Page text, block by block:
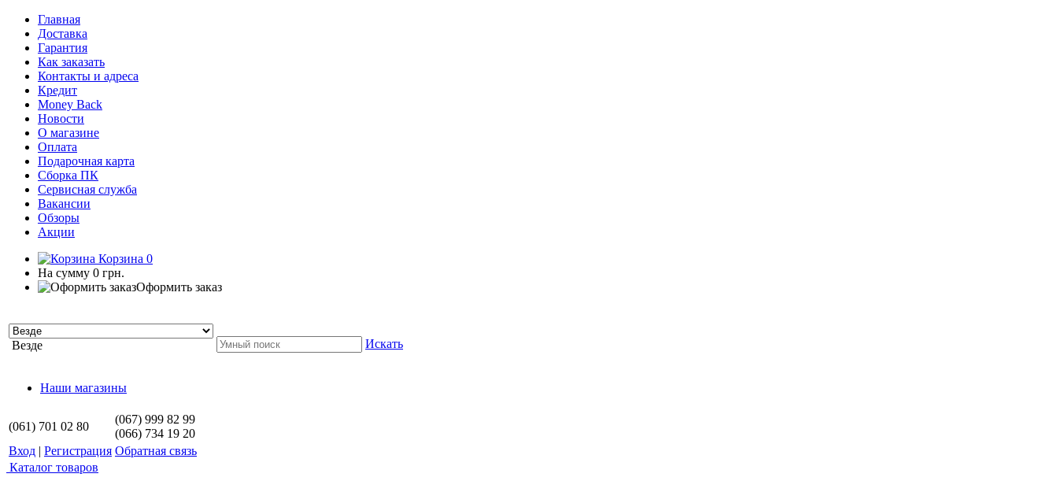
Главная
Доставка
Гарантия
Как заказать
Контакты и адреса
Кредит
Money Back
Новости
О магазине
Оплата
Подарочная карта
Сборка ПК
Сервисная служба
Вакансии
Обзоры
Акции
Корзина 0
На сумму 0 грн.
Оформить заказ
Везде Искать
Наши магазины
(061) 701 02 80
(067) 999 82 99
(066) 734 19 20
Вход | Регистрация Обратная связь
Каталог товаров